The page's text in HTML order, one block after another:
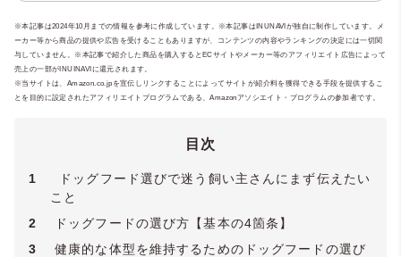
病院、ローズローズアニマルクリニック院
長。 ペットの食と栄養のお悩みに一生応え
るための食育セミナーやシニアペットセミ
ナーを定期的に開催中。（所属学会：ペッ
ト食育協会 ・獣医麻酔外科学会 ・ 獣医神経
※本記事は2024年10月までの情報を参考に作成しています。※本記事はINUNAVIが独自に制作しています。メ
ーカー等から商品の提供や広告を受けることもありますが、コンテンツの内容やランキングの決定には一切関
与していません。※本記事で紹介した商品を購入するとECサイトやメーカー等のアフィリエイト広告によって
売上の一部がINUINAVIに還元されます。
※当サイトは、Amazon.co.jpを宣伝しリンクすることによってサイトが紹介料を獲得できる手段を提供するこ
とを目的に設定されたアフィリエイトプログラムである、Amazonアソシエイト・プログラムの参加者です。
目次
1
ドッグフード選びで迷う飼い主さんにまず伝えたい
こと
2
ドッグフードの選び方【基本の4箇条】
3
健康的な体型を維持するためのドッグフードの選び